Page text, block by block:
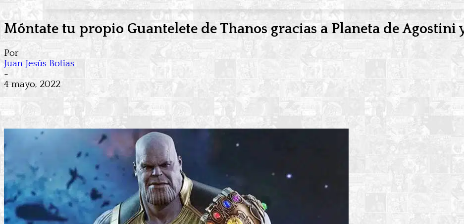
Móntate tu propio Guantelete de Thanos gracias a Planeta de Agostini
Por
Juan Jesús Botías
-
4 mayo, 2022